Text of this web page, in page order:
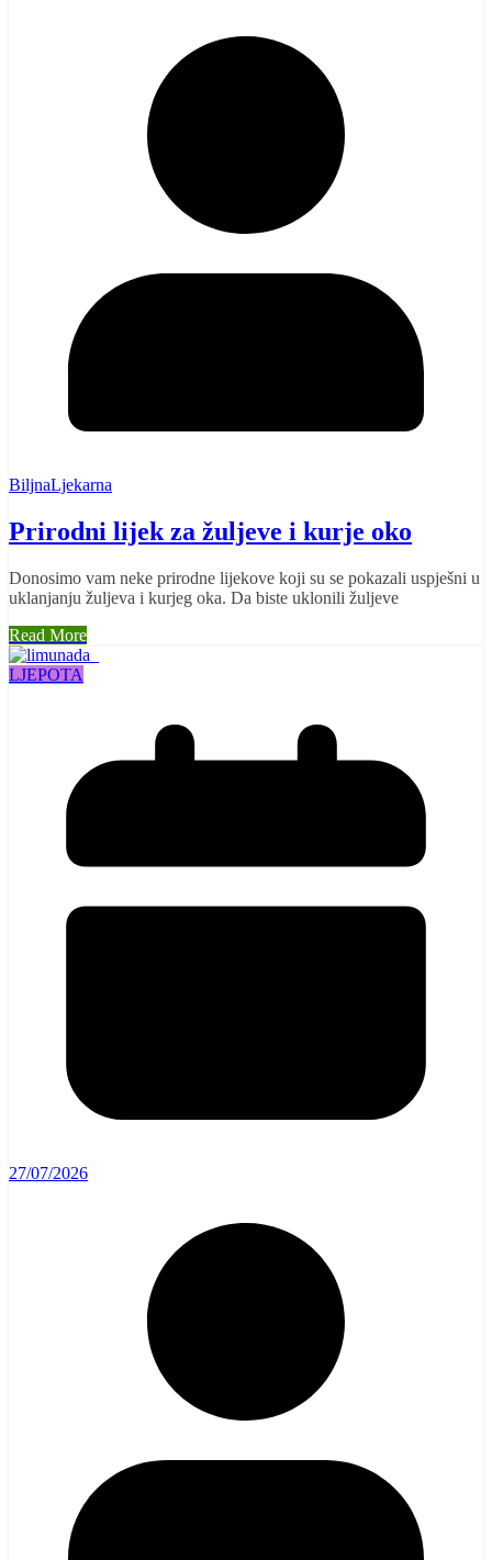
BiljnaLjekarna
Prirodni lijek za žuljeve i kurje oko
Donosimo vam neke prirodne lijekove koji su se pokazali uspješni u
uklanjanju žuljeva i kurjeg oka. Da biste uklonili žuljeve
Read More
LJEPOTA
27/07/2026